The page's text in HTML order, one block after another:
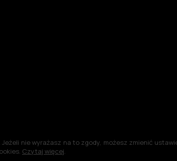
nie wyrażasz na to zgody, możesz zmienić
Czytaj więcej.